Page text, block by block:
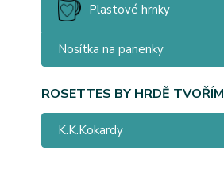
Plastové hrnky
Nosítka na panenky
ROSETTES BY HRDĚ TVOŘÍM
K.K.Kokardy